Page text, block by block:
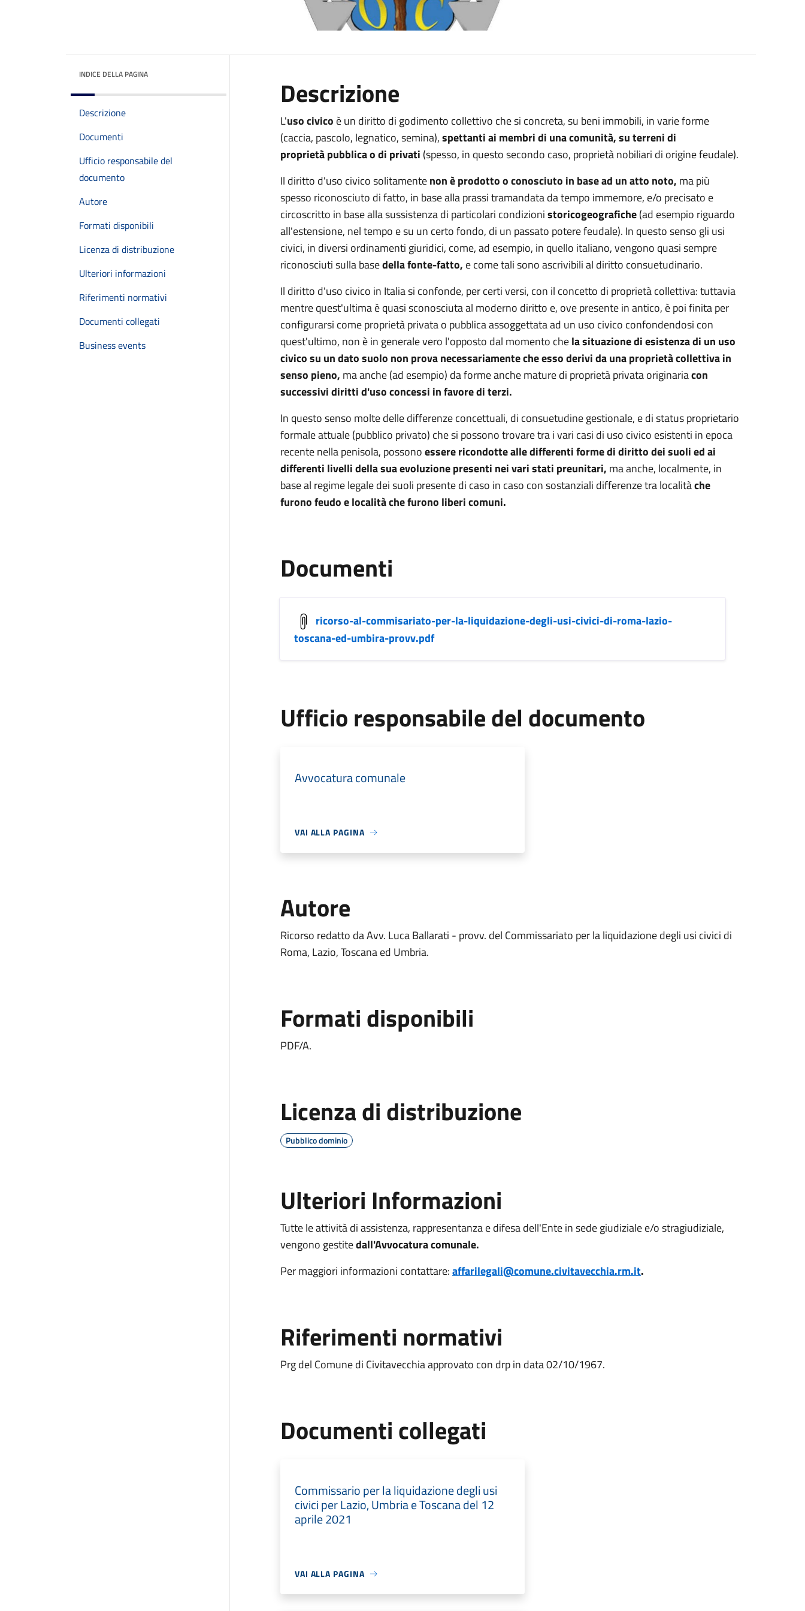
INDICE DELLA PAGINA
Descrizione
Documenti
Ufficio responsabile del
documento
Autore
Formati disponibili
Licenza di distribuzione
Ulteriori informazioni
Riferimenti normativi
Documenti collegati
Business events
Descrizione
L'uso civico è un diritto di godimento collettivo che si concreta, su beni immobili, in varie forme
(caccia, pascolo, legnatico, semina),spettanti ai membri di una comunità, su terreni di
proprietà pubblica o di privati (spesso, in questo secondo caso, proprietà nobiliari di origine feudale).
Il diritto d'uso civico solitamentenon è prodotto o conosciuto in base ad un atto noto, ma più
spesso riconosciuto di fatto, in base alla prassi tramandata da tempo immemore, e/o precisato e
circoscritto in base alla sussistenza di particolari condizionistoricogeografiche(ad esempio riguardo
all'estensione, nel tempo e su un certo fondo, di un passato potere feudale). In questo senso gli usi
civici, in diversi ordinamenti giuridici, come, ad esempio, in quello italiano, vengono quasi sempre
riconosciuti sulla basedella fonte-fatto, e come tali sono ascrivibili al diritto consuetudinario.
Il diritto d'uso civico in Italia si confonde, per certi versi, con il concetto di proprietà collettiva: tuttavia
mentre quest'ultima è quasi sconosciuta al moderno diritto e, ove presente in antico, è poi finita per
configurarsi come proprietà privata o pubblica assoggettata ad un uso civico confondendosi con
quest'ultimo, non è in generale vero l'opposto dal momento chela situazione di esistenza di un uso
civico su un dato suolo non prova necessariamente che esso derivi da una proprietà collettiva in
senso pieno, ma anche (ad esempio) da forme anche mature di proprietà privata originariacon
successivi diritti d'uso concessi in favore di terzi.
In questo senso molte delle differenze concettuali, di consuetudine gestionale, e di status proprietario
formale attuale (pubblico privato) che si possono trovare tra i vari casi di uso civico esistenti in epoca
recente nella penisola, possonoessere ricondotte alle differenti forme di diritto dei suoli ed ai
differenti livelli della sua evoluzione presenti nei vari stati preunitari, ma anche, localmente, in
base al regime legale dei suoli presente di caso in caso con sostanziali differenze tra localitàche
furono feudo e località che furono liberi comuni.
Documenti
ricorso-al-commisariato-per-la-liquidazione-degli-usi-civici-di-roma-lazio-
toscana-ed-umbira-provv.pdf
Ufficio responsabile del documento
Avvocatura comunale
VAI ALLA PAGINA
Autore
Ricorso redatto da Avv. Luca Ballarati - provv. del Commissariato per la liquidazione degli usi civici di
Roma, Lazio, Toscana ed Umbria.
Formati disponibili
PDF/A.
Licenza di distribuzione
Pubblico dominio
Ulteriori Informazioni
Tutte le attività di assistenza, rappresentanza e difesa dell'Ente in sede giudiziale e/o stragiudiziale,
vengono gestitedall'Avvocatura comunale.
Per maggiori informazioni contattare:affarilegali@comune.civitavecchia.rm.it.
Riferimenti normativi
Prg del Comune di Civitavecchia approvato con drp in data 02/10/1967.
Documenti collegati
Commissario per la liquidazione degli usi
civici per Lazio, Umbria e Toscana del 12
aprile 2021
VAI ALLA PAGINA